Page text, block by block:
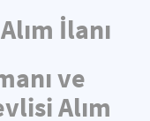
İlanı
ve
Alım